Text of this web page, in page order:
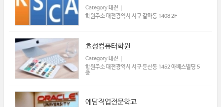
Category대전
학원주소대전광역시 서구 갈마동 1408 2F
효성컴퓨터학원
Category대전
학원주소대전광역시 서구 둔산동 1452 아베스빌딩 5
층
예담직업전문학교